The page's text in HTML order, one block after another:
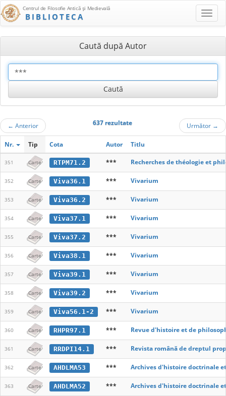
Centrul de Filosofie Antică şi Medievală
BIBLIOTECA
Caută după Autor
← Anterior 637 rezultate Următor →
Nr. Tip Cota Autor Titlu
351 Carte RTPM71.2 *** Recherches de théologie et
352 Carte Viva36.1 *** Vivarium
353 Carte Viva36.2 *** Vivarium
354 Carte Viva37.1 *** Vivarium
355 Carte Viva37.2 *** Vivarium
356 Carte Viva38.1 *** Vivarium
357 Carte Viva39.1 *** Vivarium
358 Carte Viva39.2 *** Vivarium
359 Carte Viva56.1-2 *** Vivarium
360 Carte RHPR97.1 *** Revue d'histoire et de
361 Carte RRDPI14.1 *** Revista română de dreptul
362 Carte AHDLMA53 *** Archives d'histoire doctrinale
363 Carte AHDLMA52 *** Archives d'histoire doctrinale